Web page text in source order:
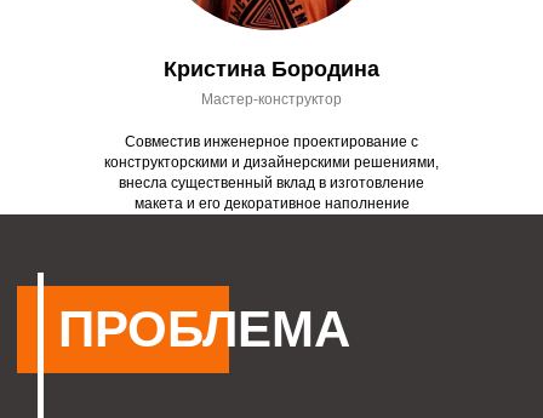
Кристина Бородина
Мастер-конструктор
Совместив инженерное проектирование с
конструкторскими и дизайнерскими решениями,
внесла существенный вклад в изготовление
макета и его декоративное наполнение